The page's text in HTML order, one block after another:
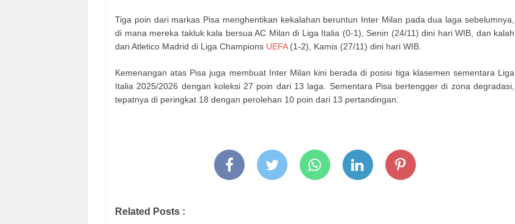
Tiga poin dari markas Pisa menghentikan kekalahan beruntun Inter Milan pada dua laga sebelumnya,
di mana mereka takluk kala bersua AC Milan di Liga Italia (0-1), Senin (24/11) dini hari WIB, dan kalah
dari Atletico Madrid di Liga Champions UEFA(1-2), Kamis (27/11) dini hari WIB.
Kemenangan atas Pisa juga membuat Inter Milan kini berada di posisi tiga klasemen sementara Liga
Italia 2025/2026 dengan koleksi 27 poin dari 13 laga. Sementara Pisa bertengger di zona degradasi,
tepatnya di peringkat 18 dengan perolehan 10 poin dari 13 pertandingan.
Related Posts :